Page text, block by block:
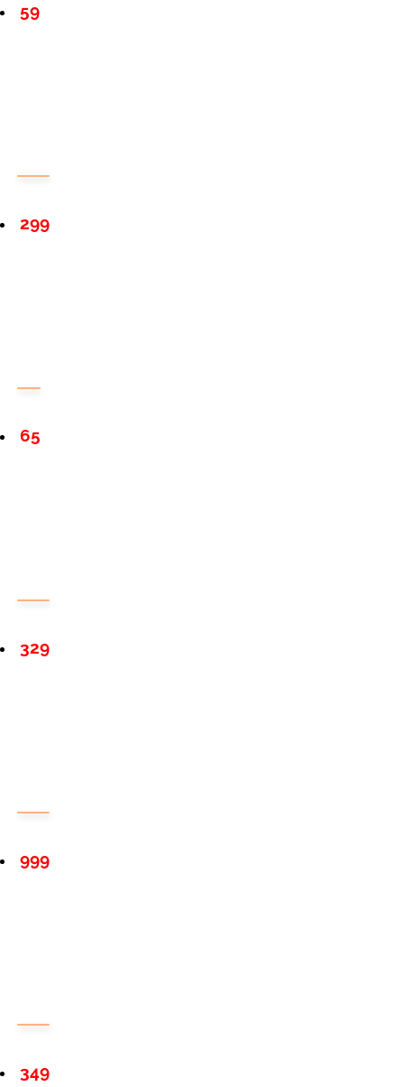
59
299
65
329
999
349